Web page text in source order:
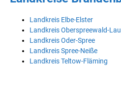
Landkreis Elbe-Elster
Landkreis Oberspreewald-
Landkreis Oder-Spree
Landkreis Spree-Neiße
Landkreis Teltow-Fläming